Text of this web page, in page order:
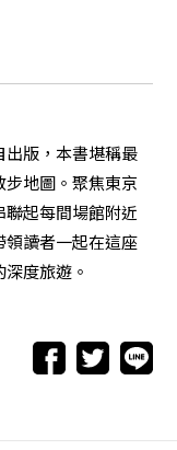
出版，本書堪稱最
地圖。聚焦東京
起每間場館附近
領讀者一起在這座
度旅遊。